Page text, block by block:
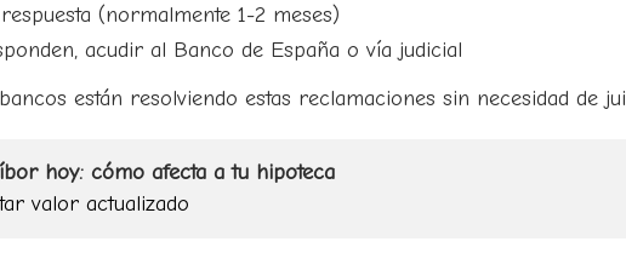
(normalmente 1-2 meses)
acudir al Banco de España o vía judicial
están resolviendo estas reclamaciones sin necesidad de
hoy: cómo afecta a tu hipoteca
valor actualizado